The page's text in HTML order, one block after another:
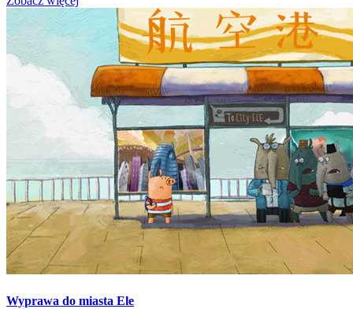
Wyprawa do miasta Ele